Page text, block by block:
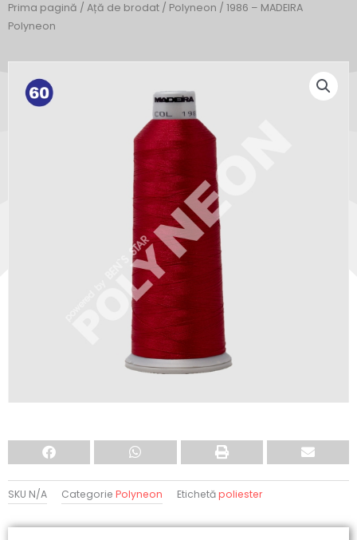
Prima pagină / Ață de brodat / Polyneon / 1986 – MADEIRA
Polyneon
SKU N/A Categorie Polyneon Etichetăpoliester